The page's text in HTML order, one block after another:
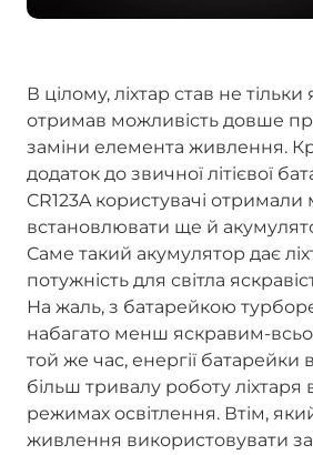
В цілому, ліхтар став не тільки
отримав можливість довше
заміни елемента живлення.
додаток до звичної літієвої
CR123A користувачі отримали
встановлювати ще й
Саме такий акумулятор дає
потужність для світла
На жаль, з батарейкою
набагато менш яскравим-
той же час, енергії батарейки
більш тривалу роботу
режимах освітлення. Втім,
живлення використовувати